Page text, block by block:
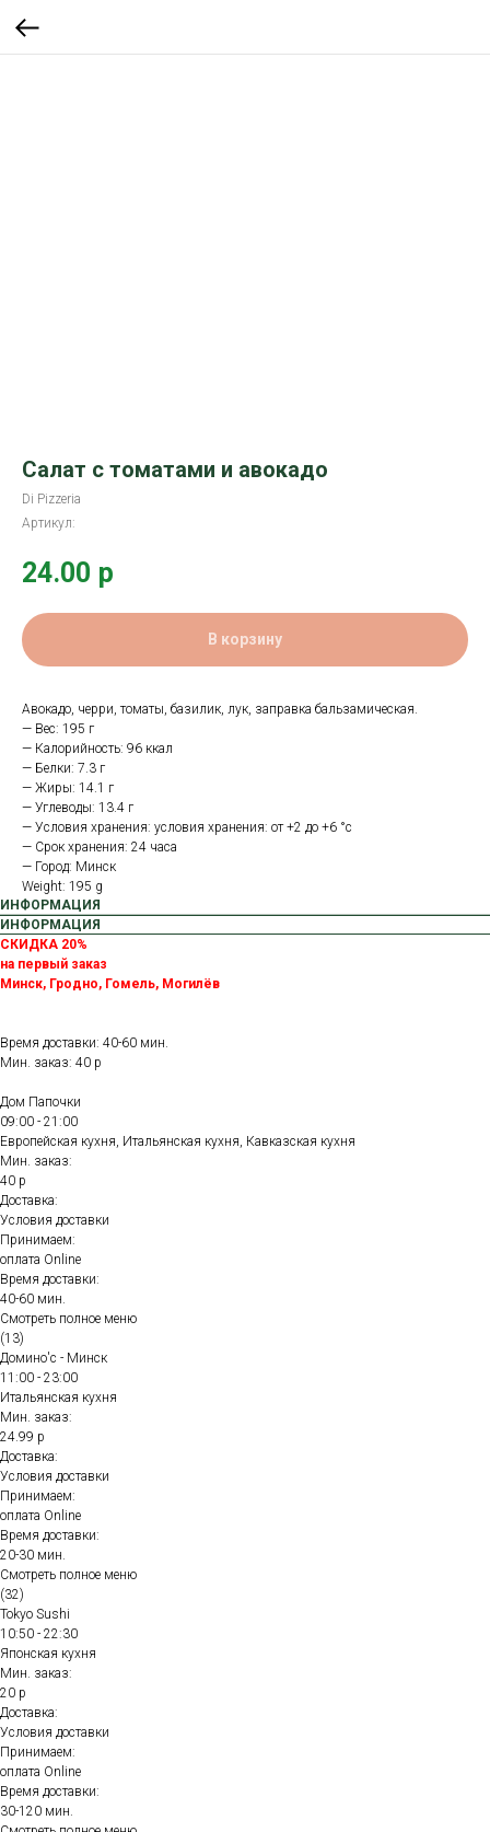
Салат с томатами и авокадо
Di Pizzeria
Артикул:
24.00 р
В корзину
Авокадо, черри, томаты, базилик, лук, заправка бальзамическая.
— Вес: 195 г
— Калорийность: 96 ккал
— Белки: 7.3 г
— Жиры: 14.1 г
— Углеводы: 13.4 г
— Условия хранения: условия хранения: от +2 до +6 °с
— Срок хранения: 24 часа
— Город: Минск
Weight: 195 g
ИНФОРМАЦИЯ
ИНФОРМАЦИЯ
СКИДКА 20%
на первый заказ
Минск, Гродно, Гомель, Могилёв
Время доставки: 40-60 мин.
Мин. заказ: 40 р
Дом Папочки
09:00 - 21:00
Европейская кухня, Итальянская кухня, Кавказская кухня
Мин. заказ:
40 р
Доставка:
Условия доставки
Принимаем:
оплата Online
Время доставки:
40-60 мин.
Смотреть полное меню
(13)
Домино'с - Минск
11:00 - 23:00
Итальянская кухня
Мин. заказ:
24.99 р
Доставка:
Условия доставки
Принимаем:
оплата Online
Время доставки:
20-30 мин.
Смотреть полное меню
(32)
Tokyo Sushi
10:50 - 22:30
Японская кухня
Мин. заказ:
20 р
Доставка:
Условия доставки
Принимаем:
оплата Online
Время доставки:
30-120 мин.